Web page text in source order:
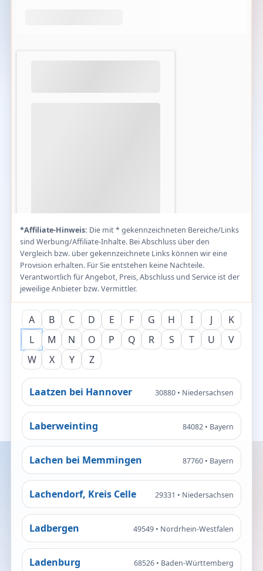
*Affiliate-Hinweis: Die mit * gekennzeichneten Bereiche/Links
sind Werbung/Affiliate-Inhalte. Bei Abschluss über den
Vergleich bzw. über gekennzeichnete Links können wir eine
Provision erhalten. Für Sie entstehen keine Nachteile.
Verantwortlich für Angebot, Preis, Abschluss und Service ist der
jeweilige Anbieter bzw. Vermittler.
A B C D E F G H I J
K
L
M N O P Q R S T U
V
W
X Y Z
Laatzen bei Hannover 30880 • Niedersachsen
Laberweinting 84082 • Bayern
Lachen bei Memmingen 87760 • Bayern
Lachendorf, Kreis Celle 29331 • Niedersachsen
Ladbergen 49549 • Nordrhein-Westfalen
Ladenburg 68526 • Baden-Württemberg